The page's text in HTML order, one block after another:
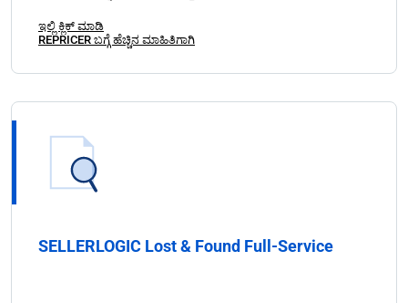
ಇಲ್ಲಿ ಕ್ಲಿಕ್ ಮಾಡಿ
REPRICER ಬಗ್ಗೆ ಹೆಚ್ಚಿನ ಮಾಹಿತಿಗಾಗಿ
SELLERLOGIC Lost & Found Full-Service